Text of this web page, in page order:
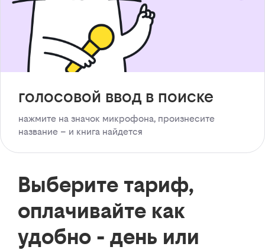
голосовой ввод в поиске
нажмите на значок микрофона, произнесите
название – и книга найдется
Выберите тариф,
оплачивайте как
удобно - день или